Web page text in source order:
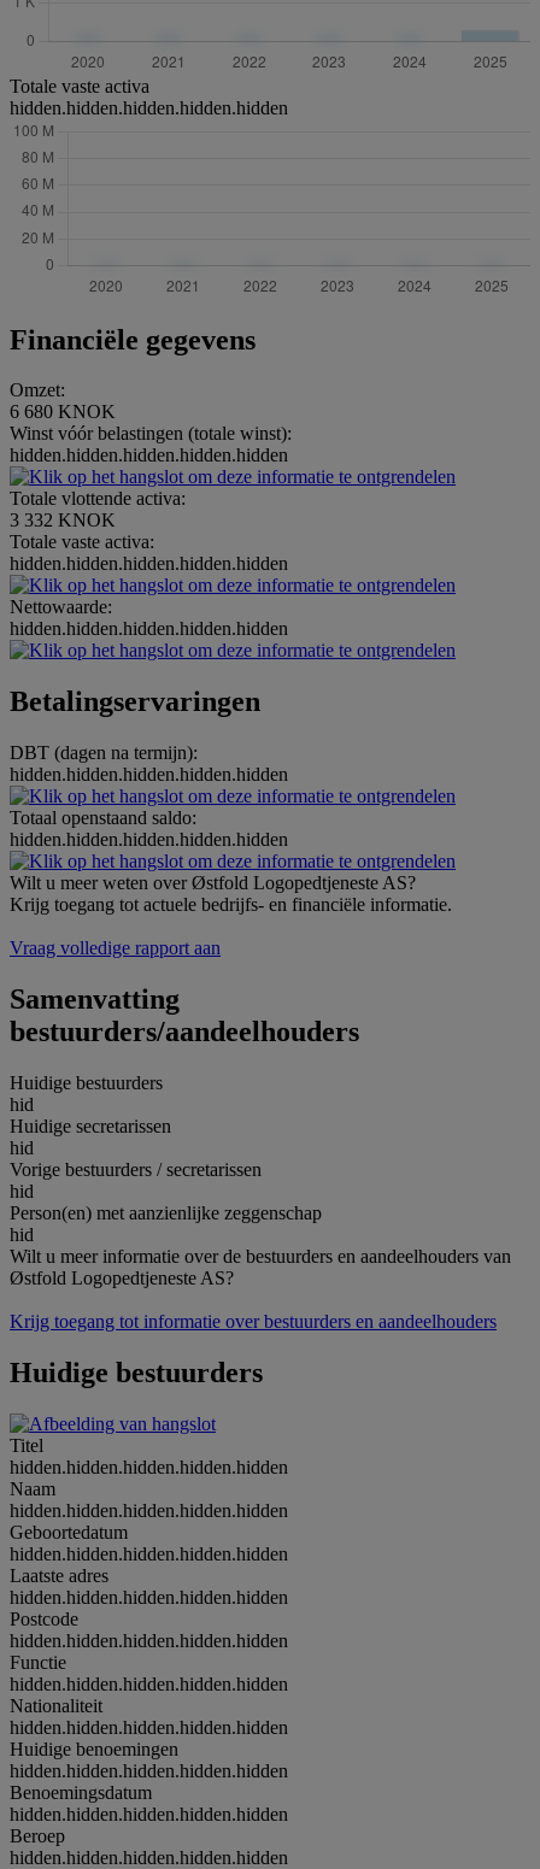
Totale vaste activa
hidden.hidden.hidden.hidden.hidden
Financiële gegevens
Omzet:
6 680 KNOK
Winst vóór belastingen (totale winst):
hidden.hidden.hidden.hidden.hidden
Totale vlottende activa:
3 332 KNOK
Totale vaste activa:
hidden.hidden.hidden.hidden.hidden
Nettowaarde:
hidden.hidden.hidden.hidden.hidden
Betalingservaringen
DBT (dagen na termijn):
hidden.hidden.hidden.hidden.hidden
Totaal openstaand saldo:
hidden.hidden.hidden.hidden.hidden
Wilt u meer weten over Østfold Logopedtjeneste AS?
Krijg toegang tot actuele bedrijfs- en financiële informatie.
Vraag volledige rapport aan
Samenvatting
bestuurders/aandeelhouders
Huidige bestuurders
hid
Huidige secretarissen
hid
Vorige bestuurders / secretarissen
hid
Person(en) met aanzienlijke zeggenschap
hid
Wilt u meer informatie over de bestuurders en aandeelhouders van
Østfold Logopedtjeneste AS?
Krijg toegang tot informatie over bestuurders en aandeelhouders
Huidige bestuurders
Titel
hidden.hidden.hidden.hidden.hidden
Naam
hidden.hidden.hidden.hidden.hidden
Geboortedatum
hidden.hidden.hidden.hidden.hidden
Laatste adres
hidden.hidden.hidden.hidden.hidden
Postcode
hidden.hidden.hidden.hidden.hidden
Functie
hidden.hidden.hidden.hidden.hidden
Nationaliteit
hidden.hidden.hidden.hidden.hidden
Huidige benoemingen
hidden.hidden.hidden.hidden.hidden
Benoemingsdatum
hidden.hidden.hidden.hidden.hidden
Beroep
hidden.hidden.hidden.hidden.hidden